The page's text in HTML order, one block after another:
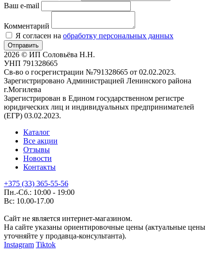
Ваш e-mail
Комментарий
Я согласен на обработку персональных данных
Отправить
2026 © ИП Соловьёва Н.Н.
УНП 791328665
Св-во о госрегистрации №791328665 от 02.02.2023.
Зарегистрировано Администрацией Ленинского района
г.Могилева
Зарегистрирован в Едином государственном регистре
юридических лиц и индивидуальных предпринимателей
(ЕГР) 03.02.2023.
Каталог
Все акции
Отзывы
Новости
Контакты
+375 (33) 365-55-56
Пн.-Сб.: 10:00 - 19:00
Вс: 10.00-17.00
Сайт не является интернет-магазином.
На сайте указаны ориентировочные цены (актуальные цены
уточняйте у продавца-консультанта).
Instagram Tiktok